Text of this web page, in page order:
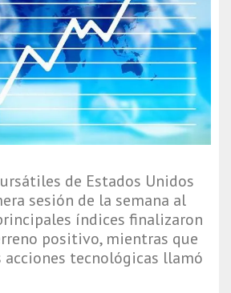
de Estados Unidos
sesión de la semana al
índices finalizaron
positivo, mientras que
acciones tecnológicas llamó